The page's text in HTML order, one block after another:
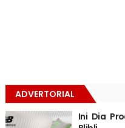
ADVERTORIAL
Ini Dia